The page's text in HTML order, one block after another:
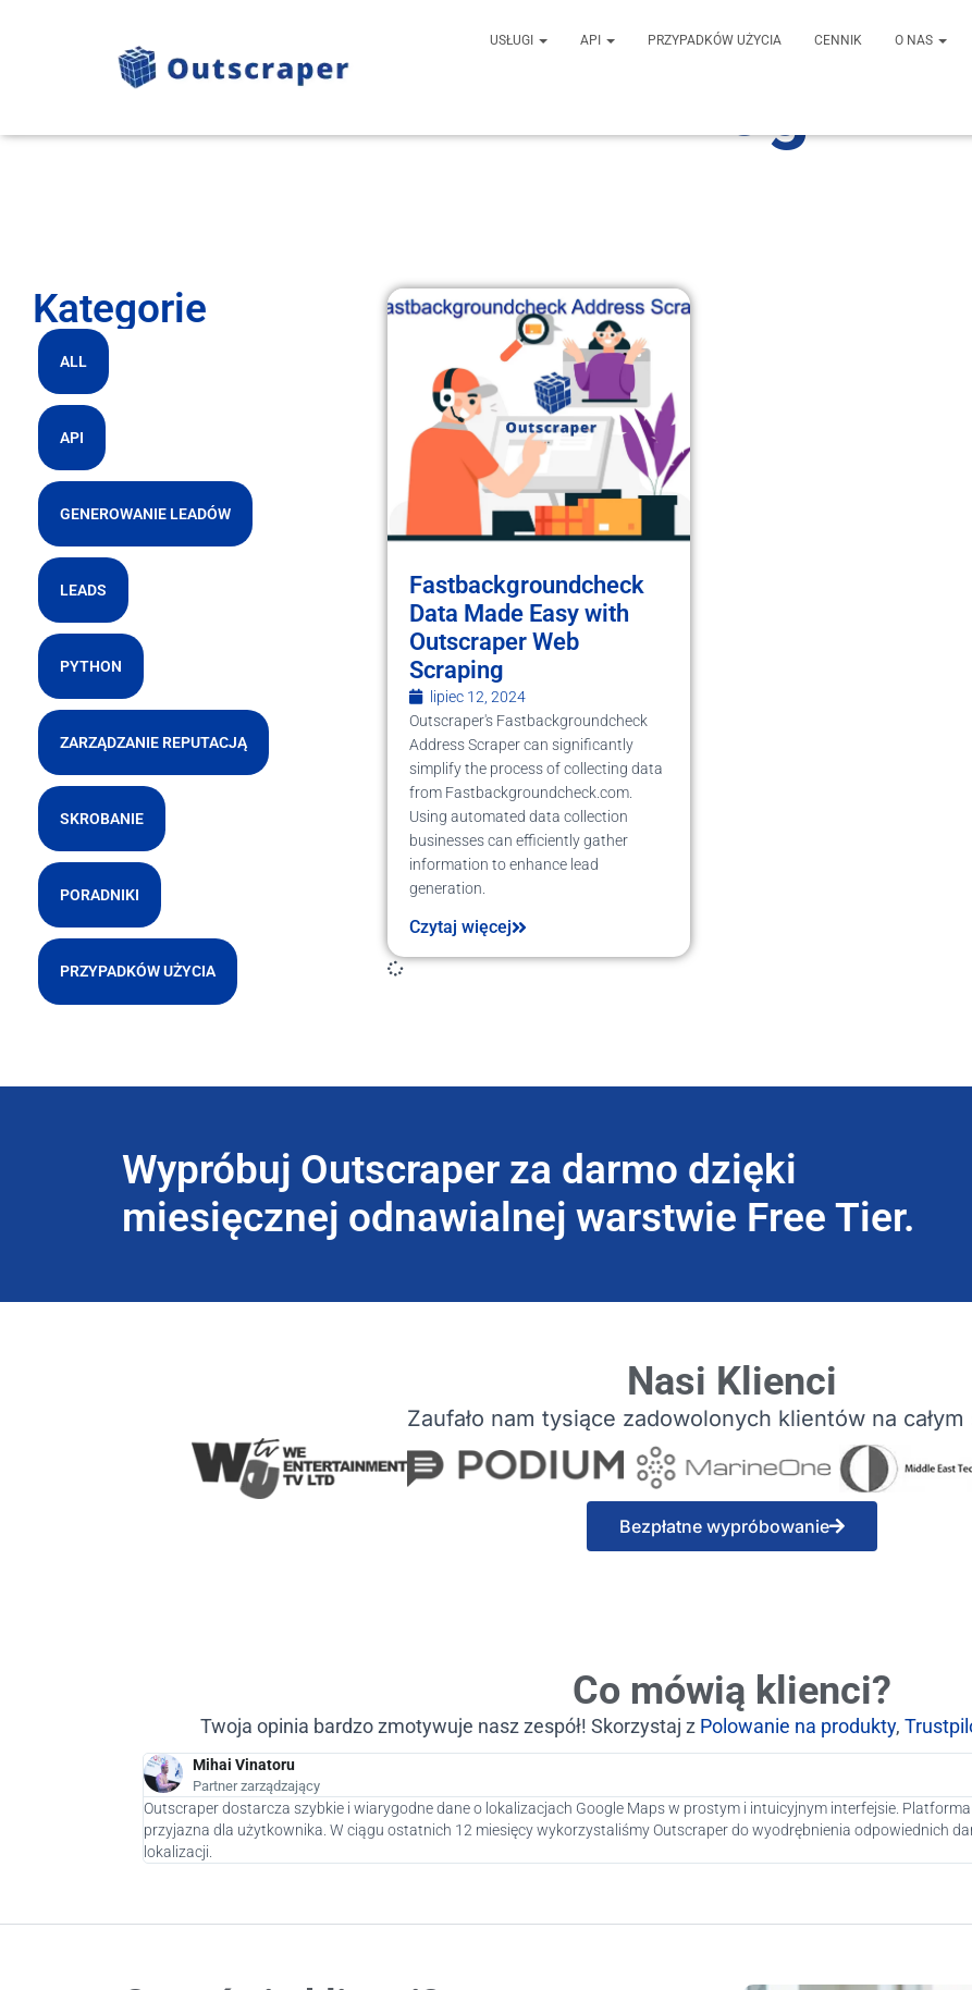
USŁUGI API PRZYPADKÓW UŻYCIA CENNIK O NAS
Kategorie
ALL
API
GENEROWANIE LEADÓW
LEADS
PYTHON
ZARZĄDZANIE REPUTACJĄ
SKROBANIE
PORADNIKI
PRZYPADKÓW UŻYCIA
Fastbackgroundcheck
Data Made Easy with
Outscraper Web
Scraping
lipiec 12, 2024
Outscraper's Fastbackgroundcheck
Address Scraper can significantly
simplify the process of collecting data
from Fastbackgroundcheck.com.
Using automated data collection
businesses can efficiently gather
information to enhance lead
generation.
Czytaj więcej
Wypróbuj Outscraper za darmo dzięki
miesięcznej odnawialnej warstwie Free Tier.
Nasi Klienci
Zaufało nam tysiące zadowolonych klientów na
Bezpłatne wypróbowanie
Co mówią klienci?
Twoja opinia bardzo zmotywuje nasz zespół! Skorzystaj z Polowanie na produkty,
Mihai Vinatoru
Partner zarządzający
Outscraper dostarcza szybkie i wiarygodne dane o lokalizacjach Google Maps w prostym i intuicyjnym interfejsie.
przyjazna dla użytkownika. W ciągu ostatnich 12 miesięcy wykorzystaliśmy Outscraper do wyodrębnienia odpowiednich
lokalizacji.